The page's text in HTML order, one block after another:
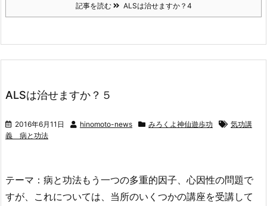
記事を読む ALSは治せますか？4
ALSは治せますか？５
2016年6月11日 hinomoto-news みろくよ神仙遊歩功
気功講
義 病と功法
テーマ：病と功法もう一つの多重的因子、心因性の問題で
すが、これについては、当所のいくつかの講座を受講して